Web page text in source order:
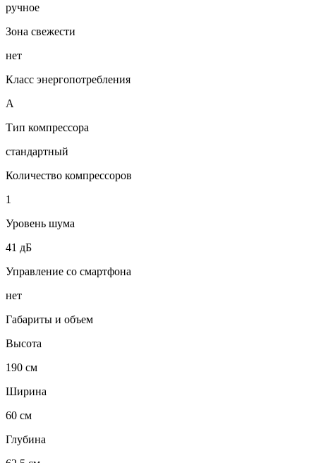
ручное
Зона свежести
нет
Класс энергопотребления
A
Тип компрессора
стандартный
Количество компрессоров
1
Уровень шума
41 дБ
Управление со смартфона
нет
Габариты и объем
Высота
190 см
Ширина
60 см
Глубина